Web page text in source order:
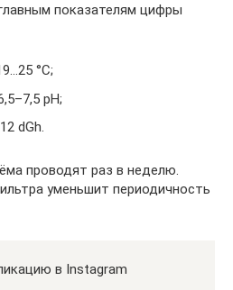
показателям цифры
°С;
pH;
dGh.
проводят раз в неделю.
уменьшит периодичность
в Instagram